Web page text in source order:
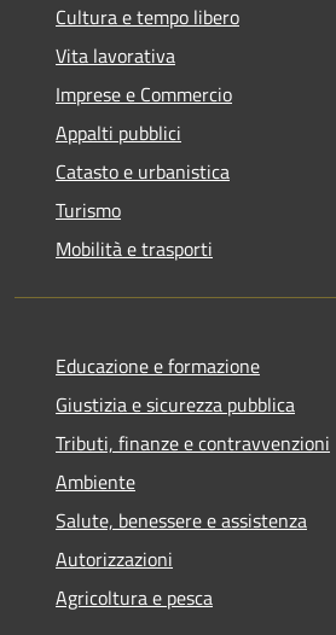
Cultura e tempo libero
Vita lavorativa
Imprese e Commercio
Appalti pubblici
Catasto e urbanistica
Turismo
Mobilità e trasporti
Educazione e formazione
Giustizia e sicurezza pubblica
Tributi, finanze e contravvenzioni
Ambiente
Salute, benessere e assistenza
Autorizzazioni
Agricoltura e pesca